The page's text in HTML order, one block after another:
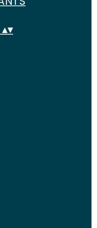
▴▾